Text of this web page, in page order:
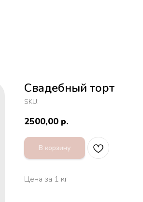
Свадебный торт
SKU:
2500,00 р.
В корзину
Цена за 1 кг